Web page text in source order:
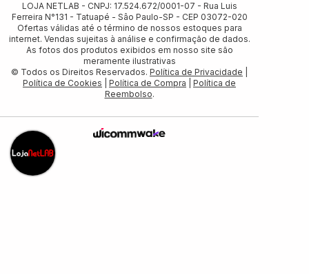
LOJA NETLAB - CNPJ: 17.524.672/0001-07 - Rua Luis
Ferreira N°131 - Tatuapé - Sâo Paulo-SP - CEP 03072-020
Ofertas válidas até o término de nossos estoques para
internet. Vendas sujeitas à análise e confirmação de dados.
As fotos dos produtos exibidos em nosso site são
meramente ilustrativas
© Todos os Direitos Reservados. Política de Privacidade
Política de Cookies
Política de Compra
Política de
Reembolso.